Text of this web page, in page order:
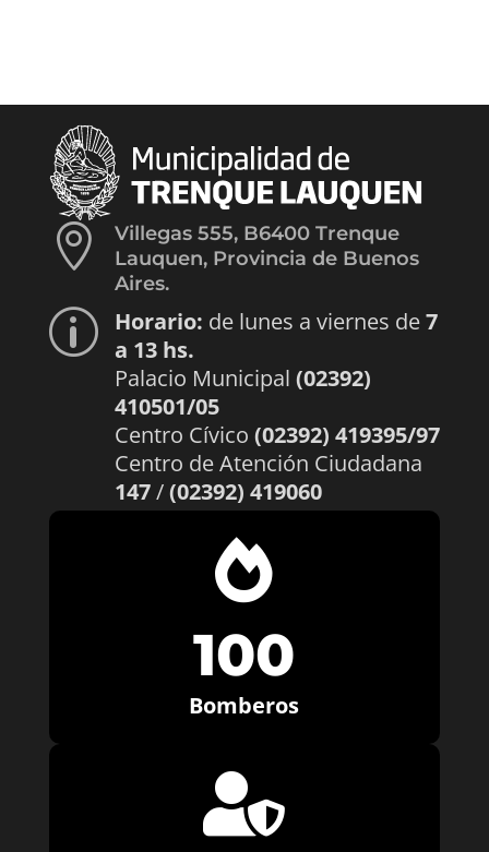

Villegas 555, B6400 Trenque
Lauquen, Provincia de Buenos
Aires.
p Horario: de lunes a viernes de7
a 13 hs.
Palacio Municipal (02392)
410501/05
Centro Cívico (02392) 419395/97
Centro de Atención Ciudadana
147/(02392) 419060

100
Bomberos
